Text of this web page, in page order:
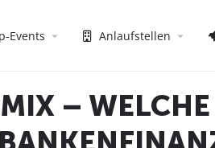
Events Anlaufstellen
–